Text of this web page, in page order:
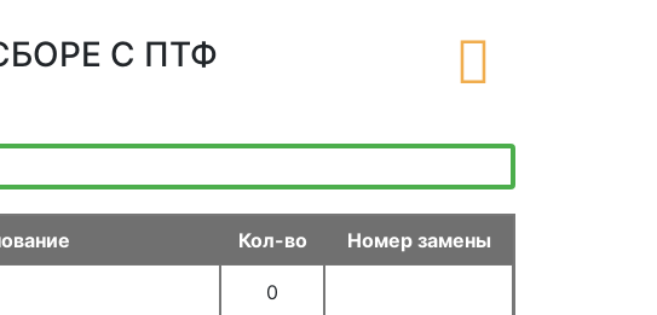
С ПТФ
Кол-во Номер замены
0